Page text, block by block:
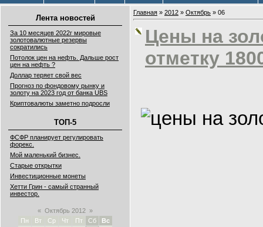
Лента новостей
За 10 месяцев 2022г мировые
золотовалютные резервы
сократились
Потолок цен на нефть. Дальше рост
цен на нефть ?
Доллар теряет свой вес
Прогноз по фондовому рынку и
золоту на 2023 год от банка UBS
Криптовалюты заметно подросли
ТОП-5
ФСФР планирует регулировать
форекс.
Мой маленький бизнес.
Старые открытки
Инвестиционные монеты
Хетти Грин - самый странный
инвестор.
« Октябрь 2012 »
Пн
Вт Ср Чт Пт Сб
Вс
Главная » 2012 » Октябрь » 06
Цены на
отметку